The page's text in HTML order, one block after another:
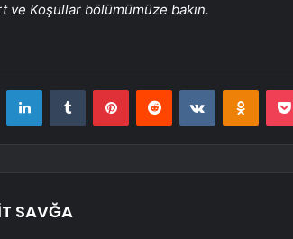
ve Koşullar bölümümüze bakın.
LinkedInTumblr PinterestReddit VKontakte
SAVĞA